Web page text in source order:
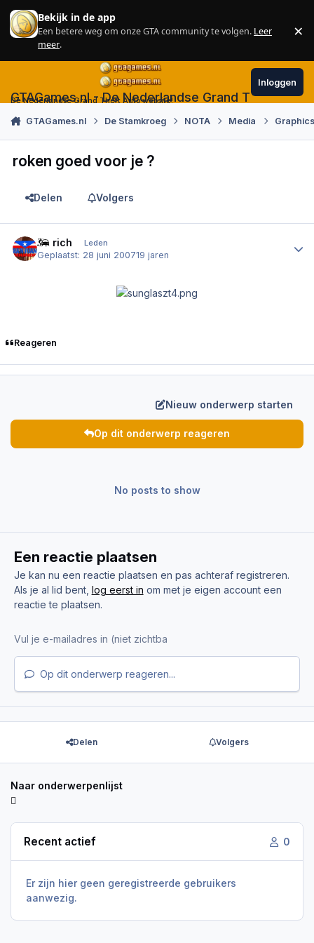
Skip to content
Bekijk in de app
Een betere weg om onze GTA community te volgen. Leer
meer.
×
GTAGames.nl - De Nederlandse Grand Theft Auto
De Nederlandse Grand Theft Auto website!
Inloggen
GTAGames.nl De Stamkroeg NOTA Media
roken goed voor je ?
Delen Volgers
TL rich Leden
Geplaatst: 28 juni 200719 jaren
Reageren
Nieuw onderwerp starten
Op dit onderwerp reageren
No posts to show
Een reactie plaatsen
Je kan nu een reactie plaatsen en pas achteraf registreren.
Als je al lid bent, log eerst in om met je eigen account een
reactie te plaatsen.
Op dit onderwerp reageren...
Delen Volgers
Naar onderwerpenlijst
Recent actief 0
Er zijn hier geen geregistreerde gebruikers
aanwezig.